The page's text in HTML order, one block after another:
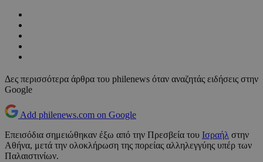
Δες περισσότερα άρθρα του philenews όταν αναζητάς ειδήσεις στην
Google
Add philenews.com on Google
Επεισόδια σημειώθηκαν έξω από την Πρεσβεία του Ισραήλ στην
Αθήνα, μετά την ολοκλήρωση της πορείας αλληλεγγύης υπέρ των
Παλαιστινίων.